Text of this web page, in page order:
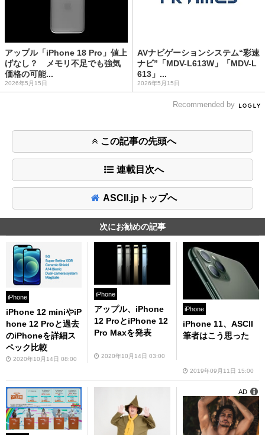
アップル「iPhone 18 Pro」値上
げなし？ メモリ不足でも強気
価格の可能...
2026年5月15日
AVナビゲーションシステム“彩速
ナビ”「MDV-L613W」「MDV-L
613」...
2026年5月15日
Recommended by
この記事の先頭へ
連載目次へ
ASCII.jpトップへ
次にお勧めの記事
iPhone
iPhone 12 miniやiP
hone 12 Proと過去
のiPhoneを詳細ス
ペック比較
2020年10月14日 08:00
iPhone
アップル、iPhone
12 ProとiPhone 12
Pro Maxを発表
2020年10月14日 03:00
iPhone
iPhone 11、ASCII
筆者はこう思った
2019年09月11日 15:00
AD